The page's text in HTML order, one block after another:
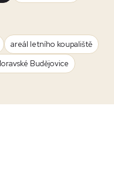
areál letního koupaliště
Budějovice